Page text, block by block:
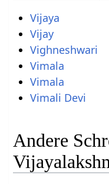
Vijaya
Vijay
Vighneshwari
Vimala
Vimala
Vimali Devi
Andere